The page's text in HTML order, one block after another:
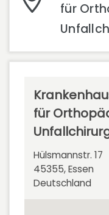
für
für
Hülsmannstr. 17
45355, Essen
Deutschland